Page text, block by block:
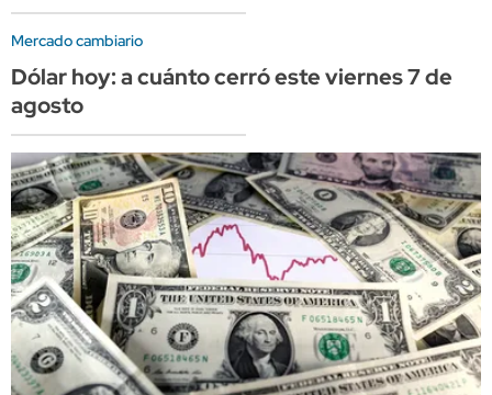
Mercado cambiario
Dólar hoy: a cuánto cerró este viernes 7 de
agosto